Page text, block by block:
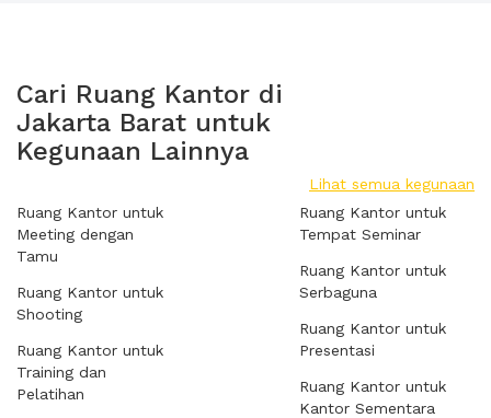
Cari Ruang Kantor di
Jakarta Barat untuk
Kegunaan Lainnya
Lihat semua kegunaan
Ruang Kantor untuk
Meeting dengan
Tamu
Ruang Kantor untuk
Shooting
Ruang Kantor untuk
Training dan
Pelatihan
Ruang Kantor untuk
Tempat Seminar
Ruang Kantor untuk
Serbaguna
Ruang Kantor untuk
Presentasi
Ruang Kantor untuk
Kantor Sementara